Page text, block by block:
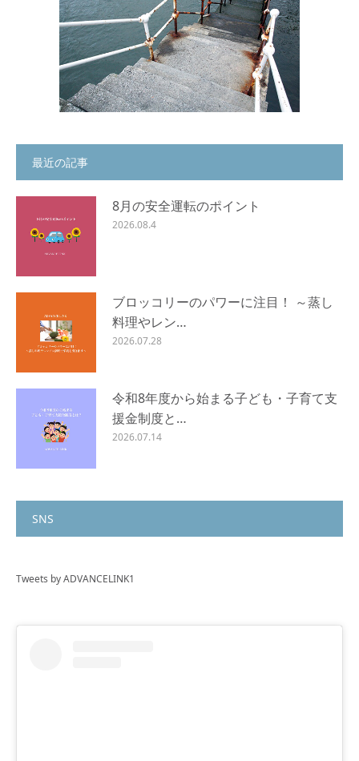
最近の記事
8月の安全運転のポイント
2026.08.4
ブロッコリーのパワーに注目！ ～蒸し
料理やレン…
2026.07.28
令和8年度から始まる子ども・子育て支
援金制度と…
2026.07.14
SNS
Tweets by ADVANCELINK1